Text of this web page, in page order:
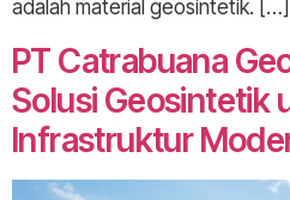
adalah material geosintetik. […]
PT Catrabuana
Solusi Geosintetik
Infrastruktur